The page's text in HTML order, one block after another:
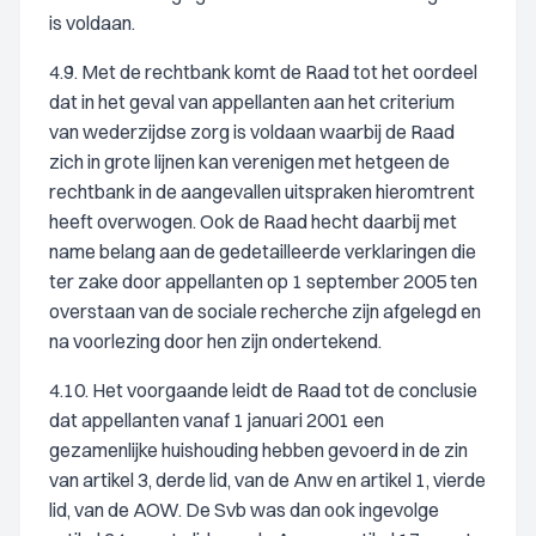
is voldaan.
4.9. Met de rechtbank komt de Raad tot het oordeel
dat in het geval van appellanten aan het criterium
van wederzijdse zorg is voldaan waarbij de Raad
zich in grote lijnen kan verenigen met hetgeen de
rechtbank in de aangevallen uitspraken hieromtrent
heeft overwogen. Ook de Raad hecht daarbij met
name belang aan de gedetailleerde verklaringen die
ter zake door appellanten op 1 september 2005 ten
overstaan van de sociale recherche zijn afgelegd en
na voorlezing door hen zijn ondertekend.
4.10. Het voorgaande leidt de Raad tot de conclusie
dat appellanten vanaf 1 januari 2001 een
gezamenlijke huishouding hebben gevoerd in de zin
van artikel 3, derde lid, van de Anw en artikel 1, vierde
lid, van de AOW. De Svb was dan ook ingevolge